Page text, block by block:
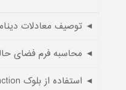
◄ توصیف معادلات
◄ محاسبه فرم فضای
◄ استفاده از بلوک Matlab function